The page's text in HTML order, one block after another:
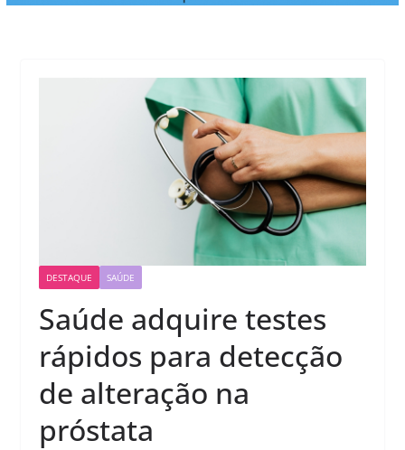
DESTAQUE SAÚDE
Saúde adquire testes
rápidos para detecção
de alteração na
próstata